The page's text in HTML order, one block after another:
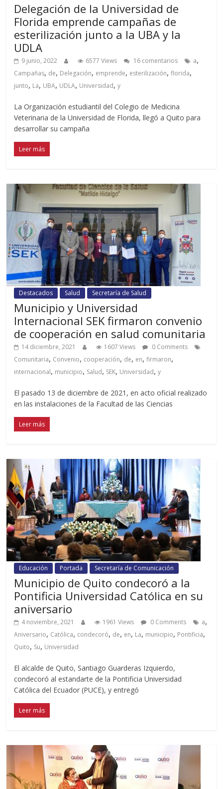
Delegación de la Universidad de
Florida emprende campañas de
esterilización junto a la UBA y la
UDLA
9 junio, 2022 6577 Views 16 comentarios a,
Campañas, de, Delegación, emprende, esterilización,florida,
junto, La, UBA, UDLA, Universidad,y
La Organización estudiantil del Colegio de Medicina
Veterinaria de la Universidad de Florida, llegó a Quito para
desarrollar su campaña
Leer más
Destacados Salud Secretaría de Salud
Municipio y Universidad
Internacional SEK firmaron convenio
de cooperación en salud comunitaria
14 diciembre, 2021 1607 Views
0 Comments
Comunitaria, Convenio, cooperación, de, en,firmaron,
internacional, municipio, Salud, SEK, Universidad,y
El pasado 13 de diciembre de 2021, en acto oficial realizado
en las instalaciones de la Facultad de las Ciencias
Leer más
Educación Portada Secretaría de Comunicación
Municipio de Quito condecoró a la
Pontificia Universidad Católica en su
aniversario
4 noviembre, 2021 1961 Views 0 Comments a,
Aniversario, Católica, condecoró, de, en, La, municipio, Pontificia,
Quito, Su, Universidad
El alcalde de Quito, Santiago Guarderas Izquierdo,
condecoró al estandarte de la Pontificia Universidad
Católica del Ecuador (PUCE), y entregó
Leer más